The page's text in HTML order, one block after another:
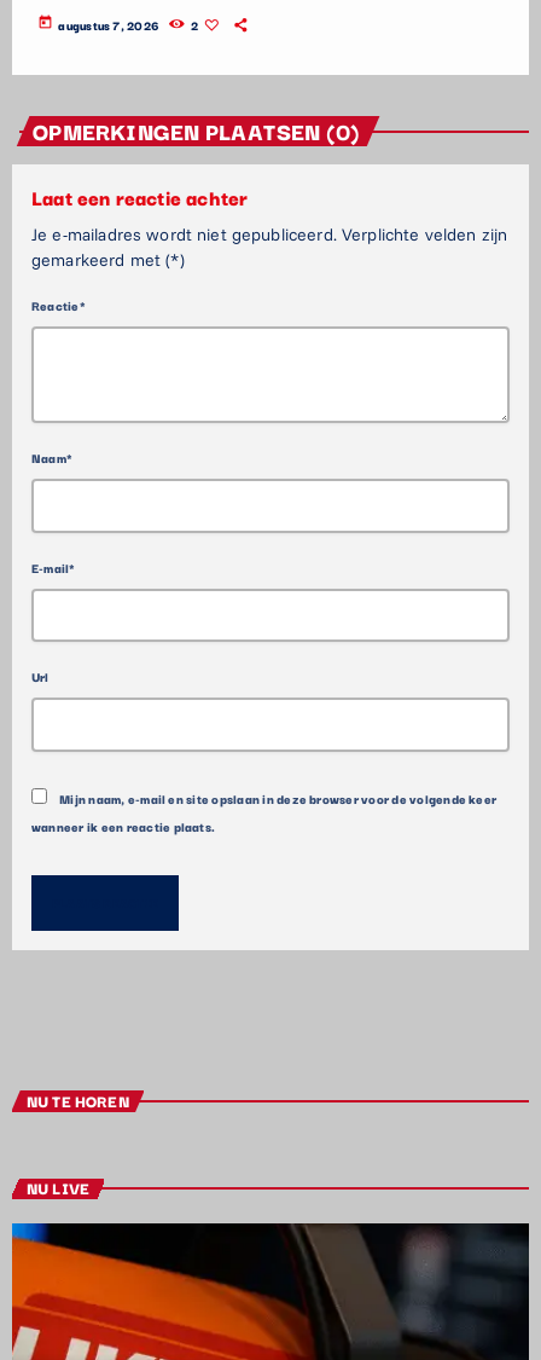
today augustus 7, 2026 2
OPMERKINGEN PLAATSEN (0)
Laat een reactie achter
Je e-mailadres wordt niet gepubliceerd. Verplichte velden zijn
gemarkeerd met (*)
Reactie*
Naam*
E-mail*
Url
Mijn naam, e-mail en site opslaan in deze browser voor de volgende keer
wanneer ik een reactie plaats.
NU TE HOREN
NU LIVE